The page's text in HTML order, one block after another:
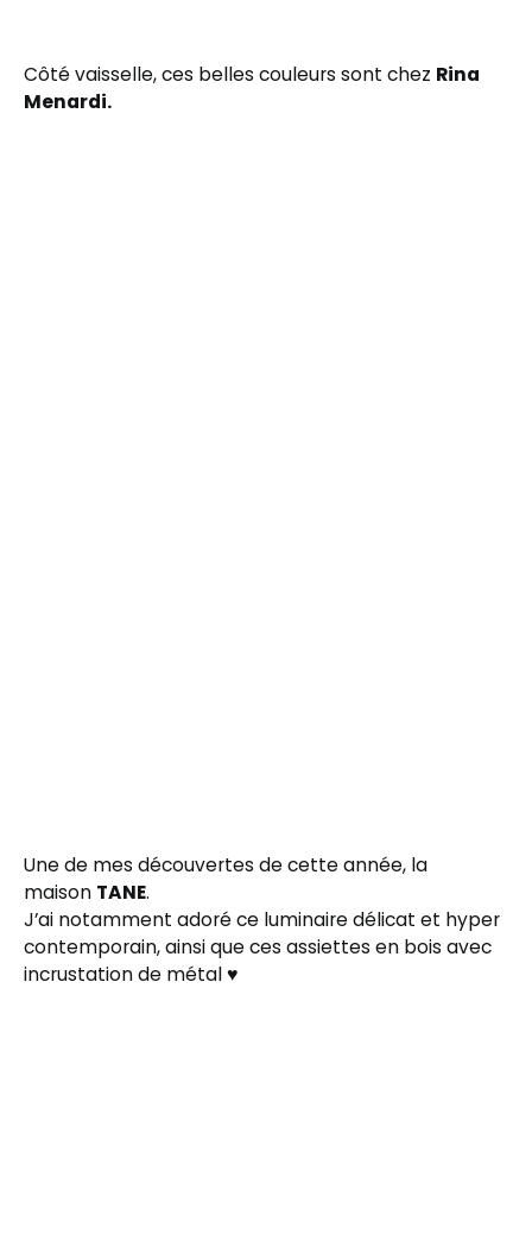
Côté vaisselle, ces belles couleurs sont chez Rina
Menardi.
Une de mes découvertes de cette année, la
maison TANE.
J’ai notamment adoré ce luminaire délicat et hyper
contemporain, ainsi que ces assiettes en bois avec
incrustation de métal ♥